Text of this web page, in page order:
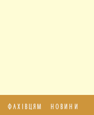
ФАХІВЦЯМ
НОВИНИ